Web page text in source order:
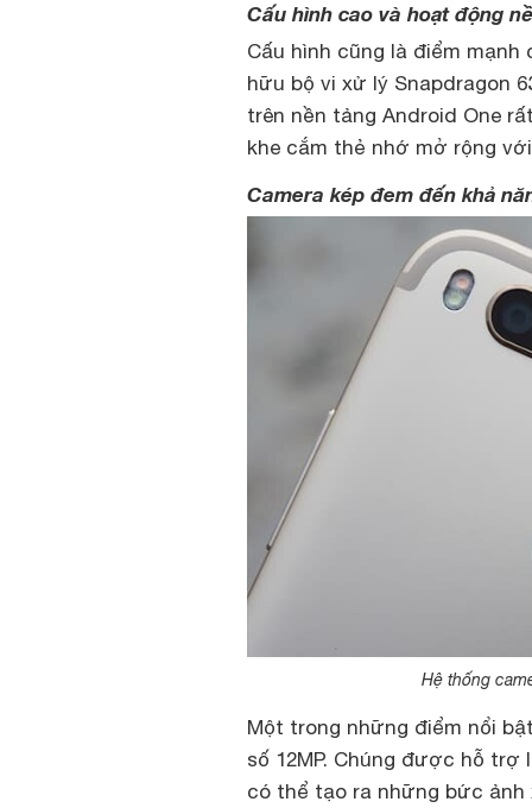
Cấu hình cao và hoạt động
Cấu hình cũng là điểm
hữu bộ vi xử lý Snapdragon
trên nền tảng Android One
khe cắm thẻ nhớ mở rộng
Camera kép đem đến khả
Hệ thống
Một trong những điểm nổi
số 12MP. Chúng được hỗ
có thể tạo ra những bức ảnh